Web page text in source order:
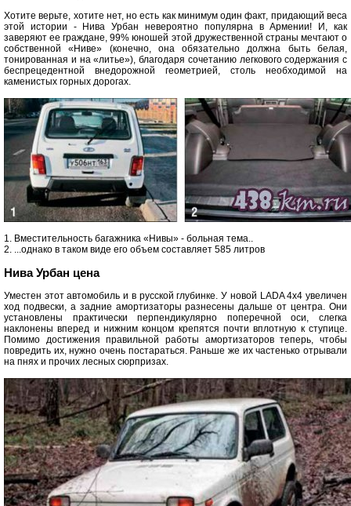
Хотите верьте, хотите нет, но есть как минимум один факт, придающий веса
этой истории - Нива Урбан невероятно популярна в Армении! И, как
заверяют ее граждане, 99% юношей этой дружественной страны мечтают о
собственной «Ниве» (конечно, она обязательно должна быть белая,
тонированная и на «литье»), благодаря сочетанию легкового содержания с
беспрецедентной внедорожной геометрией, столь необходимой на
каменистых горных дорогах.
1. Вместительность багажника «Нивы» - больная тема..
2. ...однако в таком виде его объем составляет 585 литров
Нива Урбан цена
Уместен этот автомобиль и в русской глубинке. У новой LADA 4x4 увеличен
ход подвески, а задние амортизаторы разнесены дальше от центра. Они
установлены практически перпендикулярно поперечной оси, слегка
наклонены вперед и нижним концом крепятся почти вплотную к ступице.
Помимо достижения правильной работы амортизаторов теперь, чтобы
повредить их, нужно очень постараться. Раньше же их частенько отрывали
на пнях и прочих лесных сюрпризах.